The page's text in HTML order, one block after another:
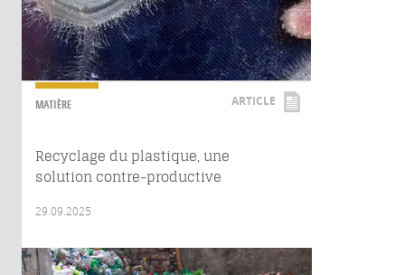
MATIÈRE ARTICLE
Recyclage du plastique, une
solution contre-productive
29.09.2025